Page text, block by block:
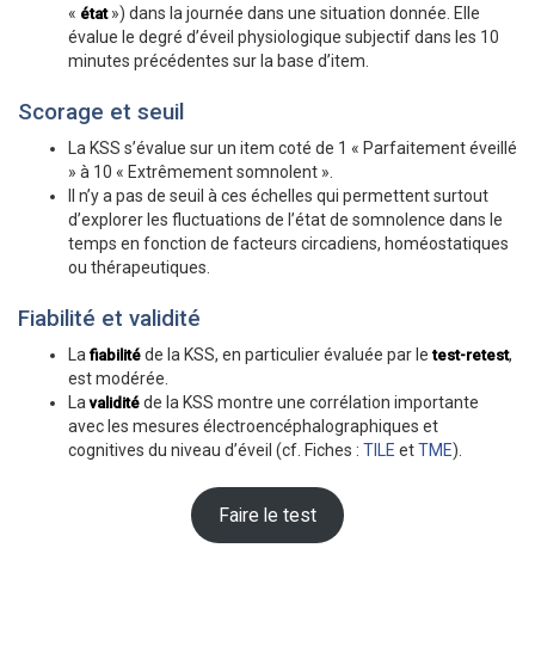
« état») dans la journée dans une situation donnée. Elle
évalue le degré d’éveil physiologique subjectif dans les 10
minutes précédentes sur la base d’item.
Scorage et seuil
La KSS s’évalue sur un item coté de 1 « Parfaitement éveillé
» à 10 « Extrêmement somnolent ».
Il n’y a pas de seuil à ces échelles qui permettent surtout
d’explorer les fluctuations de l’état de somnolence dans le
temps en fonction de facteurs circadiens, homéostatiques
ou thérapeutiques.
Fiabilité et validité
La fiabilité de la KSS, en particulier évaluée par letest-retest,
est modérée.
Lavalidité de la KSS montre une corrélation importante
avec les mesures électroencéphalographiques et
cognitives du niveau d’éveil (cf. Fiches : TILE etTME).
Faire le test